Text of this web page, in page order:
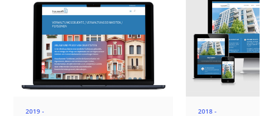
2019 - 2018 -